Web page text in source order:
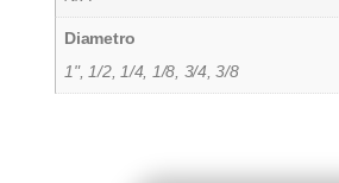
Diametro
1", 1/2, 1/4, 1/8, 3/4, 3/8